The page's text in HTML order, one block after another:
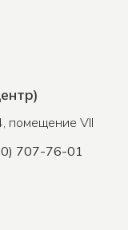
помещение VII
707-76-01